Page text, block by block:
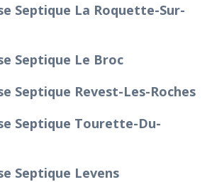
Septique La Roquette-Sur-
Septique Le Broc
Septique Revest-Les-Roches
Septique Tourette-Du-
Septique Levens